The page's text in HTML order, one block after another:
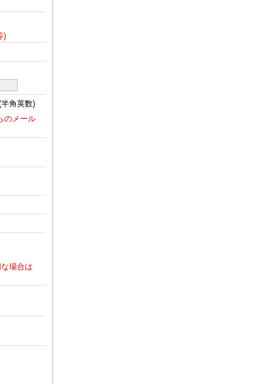
)
半角英数)
のメール
場合は